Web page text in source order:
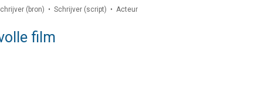
(bron) • Schrijver (script) • Acteur
film